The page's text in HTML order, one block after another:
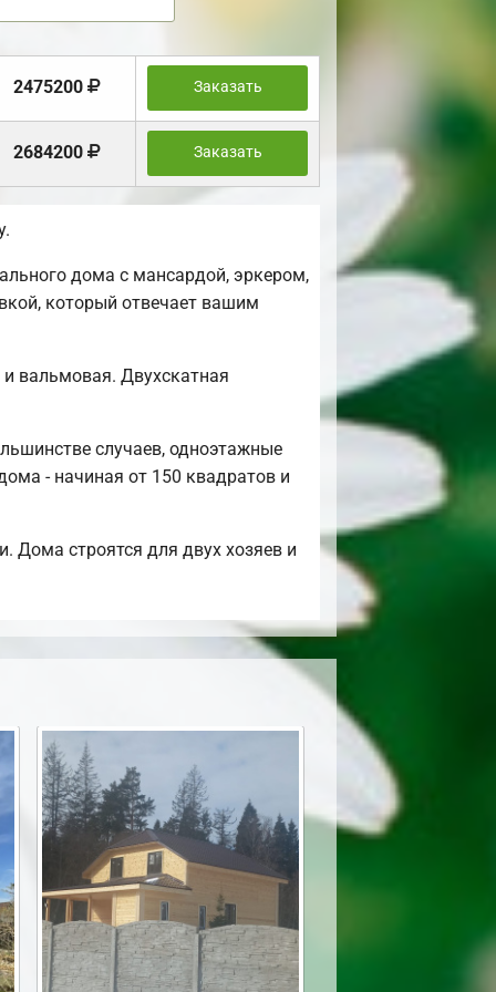
2475200 Заказать
2684200 Заказать
дома с мансардой, эркером,
который отвечает вашим
вальмовая. Двухскатная
случаев, одноэтажные
- начиная от 150 квадратов и
строятся для двух хозяев и